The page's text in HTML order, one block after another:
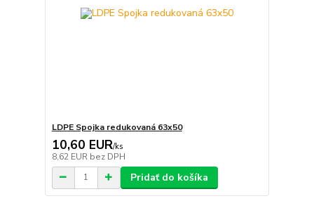
LDPE Spojka redukovaná 63x50
10,60 EUR/ks
8,62 EUR bez DPH
Pridať do košíka